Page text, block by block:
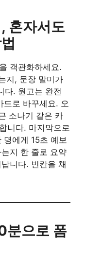
혼자서도
객관화하세요.
지, 문장 말미가
다. 원고는 완전
드로 바꾸세요. 오
소나기 같은 카
니다. 마지막으로
에게 15초 예보
지 한 줄로 요약
니다. 빈칸을 채
분으로 폼